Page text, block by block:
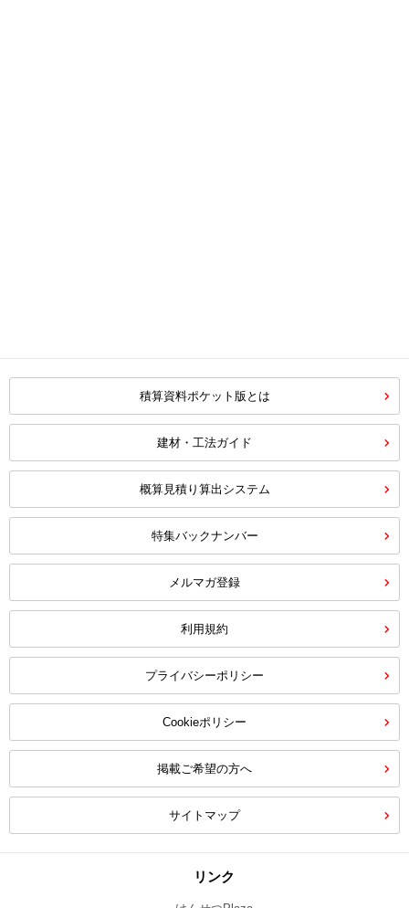
積算資料ポケット版とは
建材・工法ガイド
概算見積り算出システム
特集バックナンバー
メルマガ登録
利用規約
プライバシーポリシー
Cookieポリシー
掲載ご希望の方へ
サイトマップ
リンク